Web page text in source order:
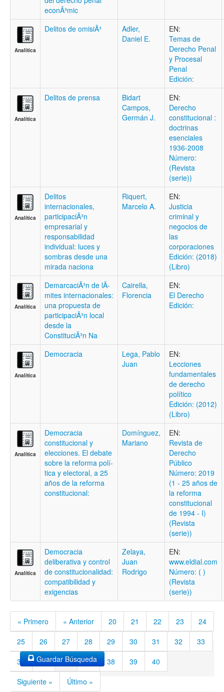
econÃ³mic
Analítica
Delitos de omisiÃ³
Adler,
Daniel E.
EN:
Temas de
Derecho Penal
y Procesal
Penal
Edición:
Analítica
Delitos de prensa
Bidart
Campos,
Germán J.
EN:
Derecho
constitucional :
doctrinas
esenciales
1936-2008
Número:
(Revista
(serie))
Analítica
Delitos
internacionales,
participaciÃ³n
empresarial y
responsabilidad
individual: luces y
sombras desde una
mirada naciona
Riquert,
Marcelo A.
EN:
Justicia
criminal y
negocios de
las
corporaciones
Edición: (2018)
(Libro)
Analítica
DemarcaciÃ³n de lÃ­
mites internacionales:
una propuesta de
participaciÃ³n local
desde la
ConstituciÃ³n Na
Cairella,
Florencia
EN:
El Derecho
Edición:
Analítica
Democracia
Lega, Pablo
Juan
EN:
Lecciones
fundamentales
de derecho
político
Edición: (2012)
(Libro)
Analítica
Democracia
constitucional y
elecciones. El debate
sobre la reforma polí­
tica y electoral, a 25
años de la reforma
constitucional:
Domínguez,
Mariano
EN:
Revista de
Derecho
Público
Número: 2019
(1 - 25 años de
la reforma
constitucional
de 1994 - I)
(Revista
(serie))
Analítica
Democracia
deliberativa y control
de constitucionalidad:
compatibilidad y
exigencias
Zelaya,
Juan
Rodrigo
EN:
www.eldial.com
Número: ( )
(Revista
(serie))
« Primero « Anterior 20 21 22 23
24
25
26 27 28 29 30 31 32
33
34
35 36 37 38 39
40
Siguiente »
Último »
Guardar Búsqueda